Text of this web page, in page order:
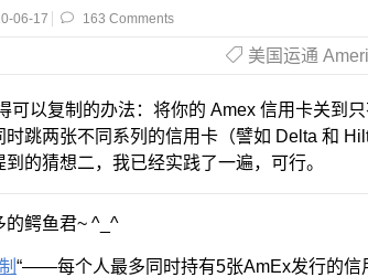
06-17 163 Comments
美国运通
可以复制的办法：将你的 Amex 信用卡关到
跳两张不同系列的信用卡（譬如 Delta 和
的猜想二，我已经实践了一遍，可行。
的鳄鱼君~ ^_^
“——每个人最多同时持有5张AmEx发行的信